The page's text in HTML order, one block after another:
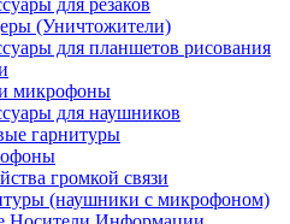
для резаков
(Уничтожители)
для планшетов рисования
микрофоны
для наушников
гарнитуры
громкой связи
(наушники с микрофоном)